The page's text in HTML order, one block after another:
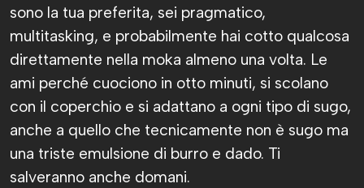
sono la tua preferita, sei pragmatico,
multitasking, e probabilmente hai cotto qualcosa
direttamente nella moka almeno una volta. Le
ami perché cuociono in otto minuti, si scolano
con il coperchio e si adattano a ogni tipo di sugo,
anche a quello che tecnicamente non è sugo ma
una triste emulsione di burro e dado. Ti
salveranno anche domani.